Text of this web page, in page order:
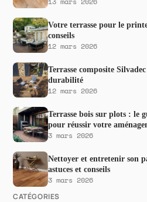
Votre terrasse pour le
conseils
12 mars 2026
Terrasse composite
durabilité
12 mars 2026
Terrasse bois sur plots : le
pour réussir votre
3 mars 2026
Nettoyer et entretenir son
astuces et conseils
3 mars 2026
CATÉGORIES